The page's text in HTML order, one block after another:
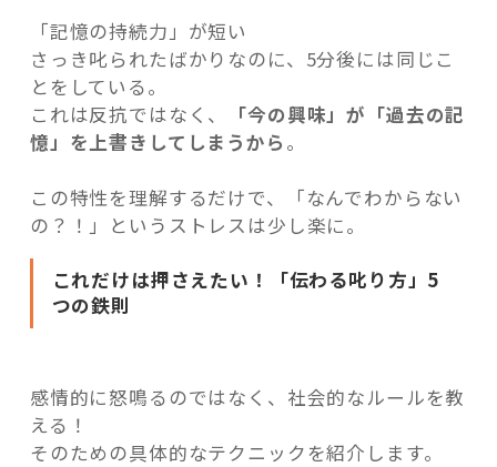
「記憶の持続力」が短い
さっき叱られたばかりなのに、5分後には同じこ
とをしている。
これは反抗ではなく、
「今の興味」が「過去の記
憶」を上書きしてしまうから 。
この特性を理解するだけで、「なんでわからない
の？！」というストレスは少し楽に。
これだけは押さえたい！「伝わる叱り方」5
つの鉄則
感情的に怒鳴るのではなく、社会的なルールを教
える！
そのための具体的なテクニックを紹介します。